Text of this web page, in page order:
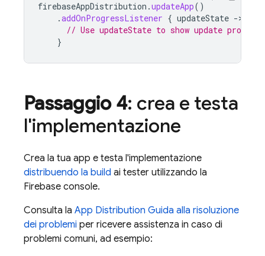
firebaseAppDistribution .updateApp()
.addOnProgressListener { updateState -
// Use updateState to show update
}
Passaggio 4: crea e testa
l'implementazione
Crea la tua app e testa l'implementazione
distribuendo la build ai tester utilizzando la
Firebase console.
Consulta la App Distribution Guida alla risoluzione
dei problemi per ricevere assistenza in caso di
problemi comuni, ad esempio: